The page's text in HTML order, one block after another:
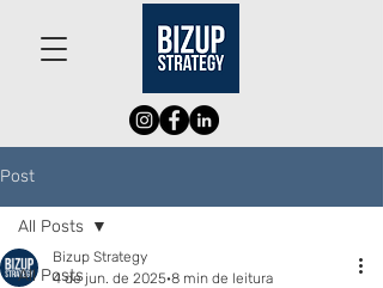
Post
All Posts
All Posts
Bizup Strategy
4 de jun. de 2025 8 min de leitura